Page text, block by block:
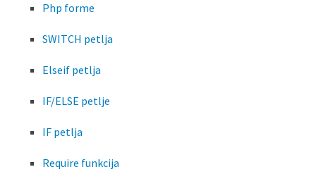
Php forme
SWITCH petlja
Elseif petlja
IF/ELSE petlje
IF petlja
Require funkcija